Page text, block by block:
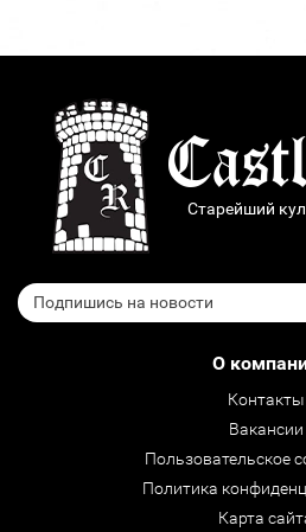
Старейший
О
Контакты
Вакансии
Пользовательское
Политика
Карта